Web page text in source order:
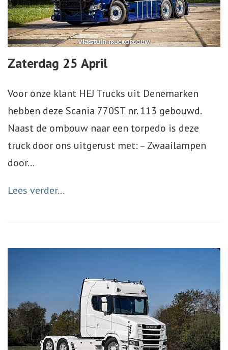
Zaterdag 25 April
Voor onze klant HEJ Trucks uit Denemarken
hebben deze Scania 770ST nr. 113 gebouwd.
Naast de ombouw naar een torpedo is deze
truck door ons uitgerust met: – Zwaailampen
door…
Lees verder...